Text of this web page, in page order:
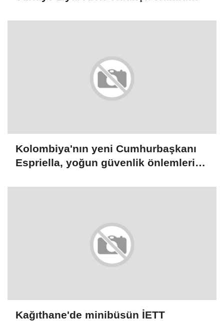
Kolombiya'nın yeni Cumhurbaşkanı
Espriella, yoğun güvenlik önlemleri
Kağıthane'de minibüsün İETT